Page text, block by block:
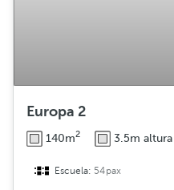
Europa 2
140m2 3.5m altura
Escuela: 54pax